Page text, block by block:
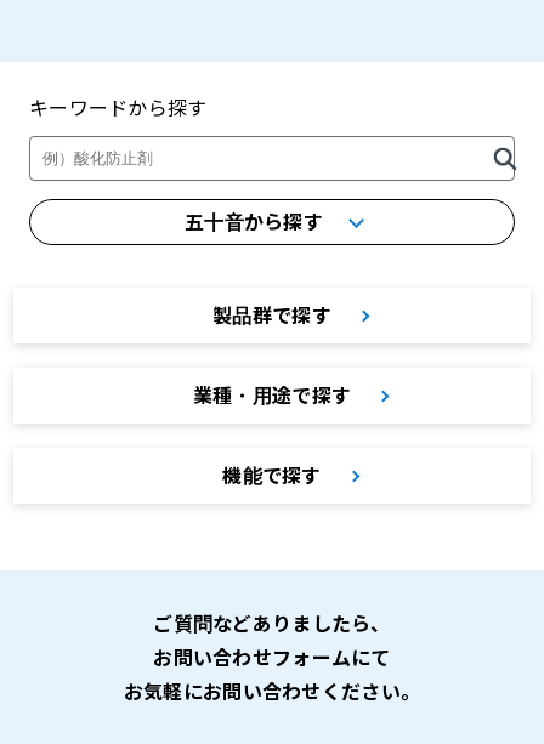
キーワードから探す
五十音から探す
製品群で探す
業種・用途で探す
機能で探す
ご質問などありましたら、
お問い合わせフォームにて
お気軽にお問い合わせください。